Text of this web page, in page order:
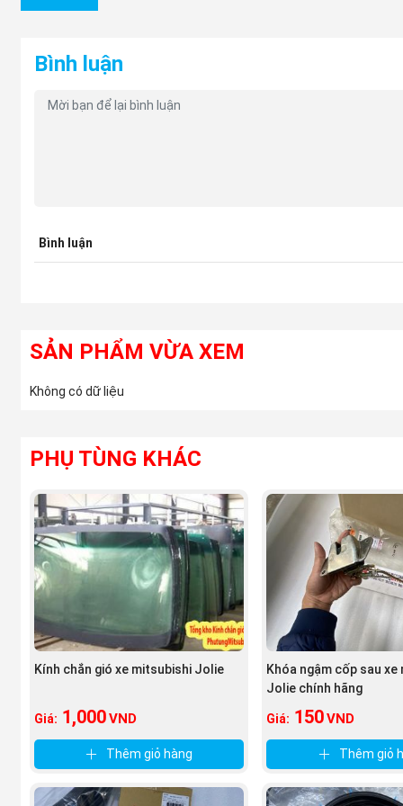
(Gương chiếu hậu xe mitsubishi Jolie - nguồn phutungmitsubishi.vn)
Trong quá trình xe chúng ta lưu thông trên đường, sẽ không
(Gương chiếu hậuxe Mitsubishi Jolie nguần
Nhưng khi đến với
công ty phụ tùng Mitsubishi An Việt, các bạn
Bình luận
Bình luận
SẢN PHẨM VỪA XEM
Không có dữ liệu
PHỤ TÙNG KHÁC
Kính chắn gió xe mitsubishi Jolie
Giá: 1,000VND
Thêm giỏ hàng
Khóa ngậm cốp sau
Jolie chính hãng
Giá: 150VND
Thêm giỏ